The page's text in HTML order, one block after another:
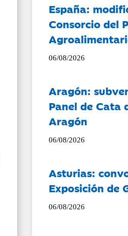
España:
Consorcio del
06/08/2026
Aragón:
Panel de Cata
Aragón
06/08/2026
Asturias:
Exposición de
06/08/2026